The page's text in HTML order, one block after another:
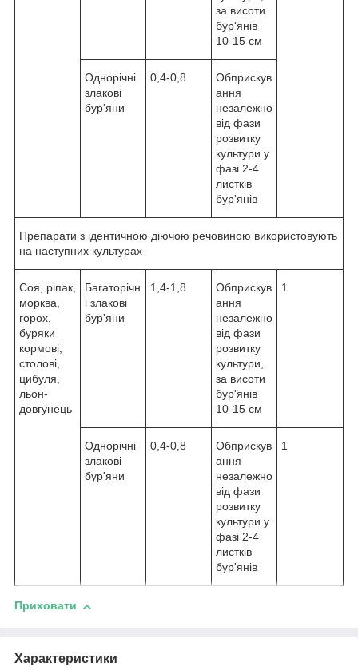
за висоти
бур'янів
10-15 см
Однорічні
злакові
бур'яни
0,4-0,8
Обприскув
ання
незалежно
від фази
розвитку
культури у
фазі 2-4
листків
бур'янів
Препарати з ідентичною діючою речовиною використовують
на наступних культурах
Соя, ріпак,
морква,
горох,
буряки
кормові,
столові,
цибуля,
льон-
довгунець
Багаторічн
і злакові
бур'яни
1,4-1,8
Обприскув
ання
незалежно
від фази
розвитку
культури,
за висоти
бур'янів
10-15 см
1
Однорічні
злакові
бур'яни
0,4-0,8
Обприскув
ання
незалежно
від фази
розвитку
культури у
фазі 2-4
листків
бур'янів
1
Приховати
Характеристики